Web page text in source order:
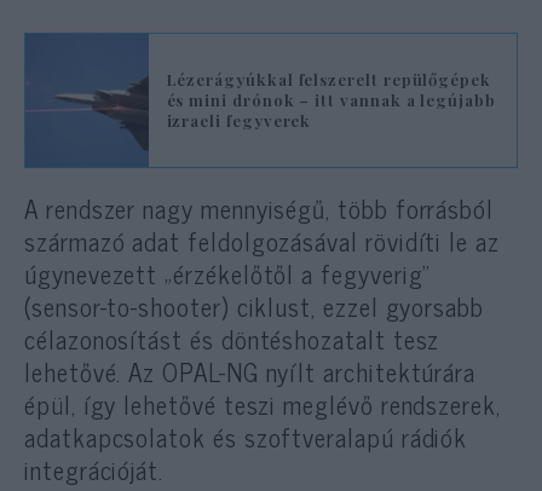
Lézerágyúkkal felszerelt repülőgépek
és mini drónok – itt vannak a legújabb
izraeli fegyverek
A rendszer nagy mennyiségű, több forrásból
származó adat feldolgozásával rövidíti le az
úgynevezett „érzékelőtől a fegyverig”
(sensor-to-shooter) ciklust, ezzel gyorsabb
célazonosítást és döntéshozatalt tesz
lehetővé. Az OPAL-NG nyílt architektúrára
épül, így lehetővé teszi meglévő rendszerek,
adatkapcsolatok és szoftveralapú rádiók
integrációját.